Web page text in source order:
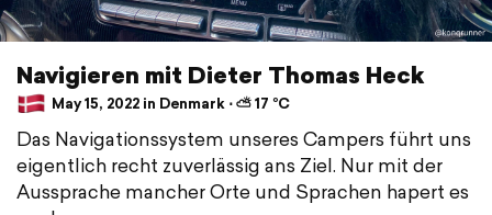
Navigieren mit Dieter Thomas Heck
May 15, 2022 in Denmark ⋅ ⛅ 17 °C
Das Navigationssystem unseres Campers führt uns
eigentlich recht zuverlässig ans Ziel. Nur mit der
Aussprache mancher Orte und Sprachen hapert es